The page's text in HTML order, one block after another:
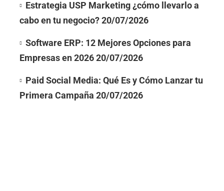
Estrategia USP Marketing ¿cómo llevarlo a
cabo en tu negocio?20/07/2026
Software ERP: 12 Mejores Opciones para
Empresas en 202620/07/2026
Paid Social Media: Qué Es y Cómo Lanzar tu
Primera Campaña 20/07/2026